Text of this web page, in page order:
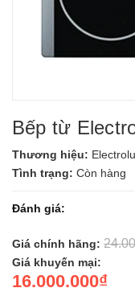
Bếp từ
Thương hiệu:
Tình trạng: Còn hàng
Đánh giá:
Giá chính hãng:
Giá khuyến mại:
16.000.000₫